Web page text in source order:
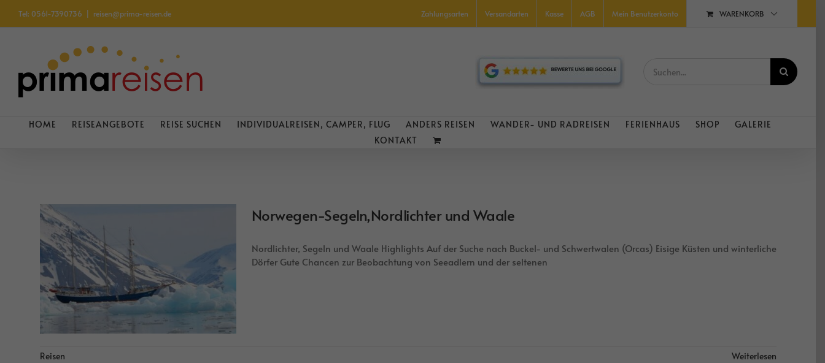
InhaltTel: 0561-7390736 reisen@prima-reisen.de Zahlungsarten Versandarten Kasse AGB Mein Benutzerkonto WARENKORB
nach:
HOME REISEANGEBOTE REISE SUCHEN INDIVIDUALREISEN, CAMPER, FLUG ANDERS REISEN WANDER- UND RADREISEN FERIENHAUS SHOP
GALERIE
KONTAKT
Norwegen-Segeln,Nordlichter und Waale
Nordlichter, Segeln und Waale Highlights Auf der Suche nach Buckel- und Schwertwalen (Orcas) Eisige Küsten und winterliche
Dörfer Gute Chancen zur Beobachtung von Seeadlern und der seltenen
Reisen Weiterlesen